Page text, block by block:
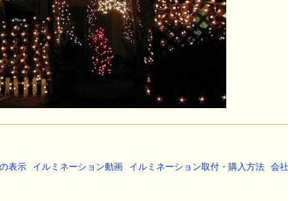
表示 イルミネーション動画 イルミネーション取付・購入方法 会